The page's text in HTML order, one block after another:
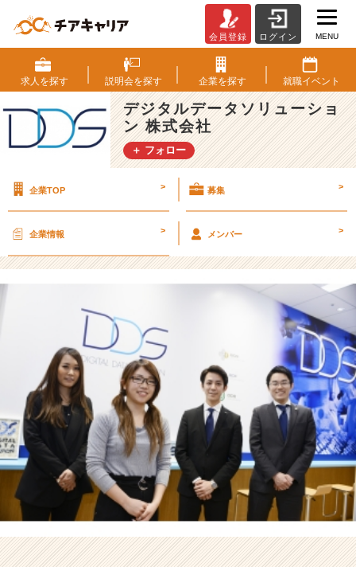
W
も
終
了！
5
月
特
明
加
た
☆
【デ
ジ
タ
ル
デ
ー
タ
ソ
リ
ュ
会員登録 ログイン MENU
求人を探す 説明会を探す 企業を探す 就職イベント
デジタルデータソリューショ
ン 株式会社
＋ フォロー
企業TOP > 募集 >
企業情報 > メンバー >